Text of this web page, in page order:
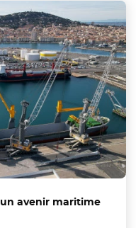
avenir maritime